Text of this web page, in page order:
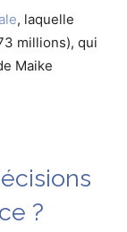
, laquelle
millions), qui
Maike
?